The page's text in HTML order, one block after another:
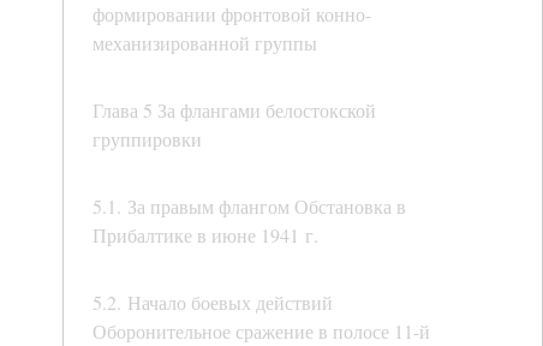
формировании фронтовой конно-
механизированной группы
Глава 5 За флангами белостокской
группировки
5.1. За правым флангом Обстановка в
Прибалтике в июне 1941 г.
5.2. Начало боевых действий
Оборонительное сражение в полосе 11-й